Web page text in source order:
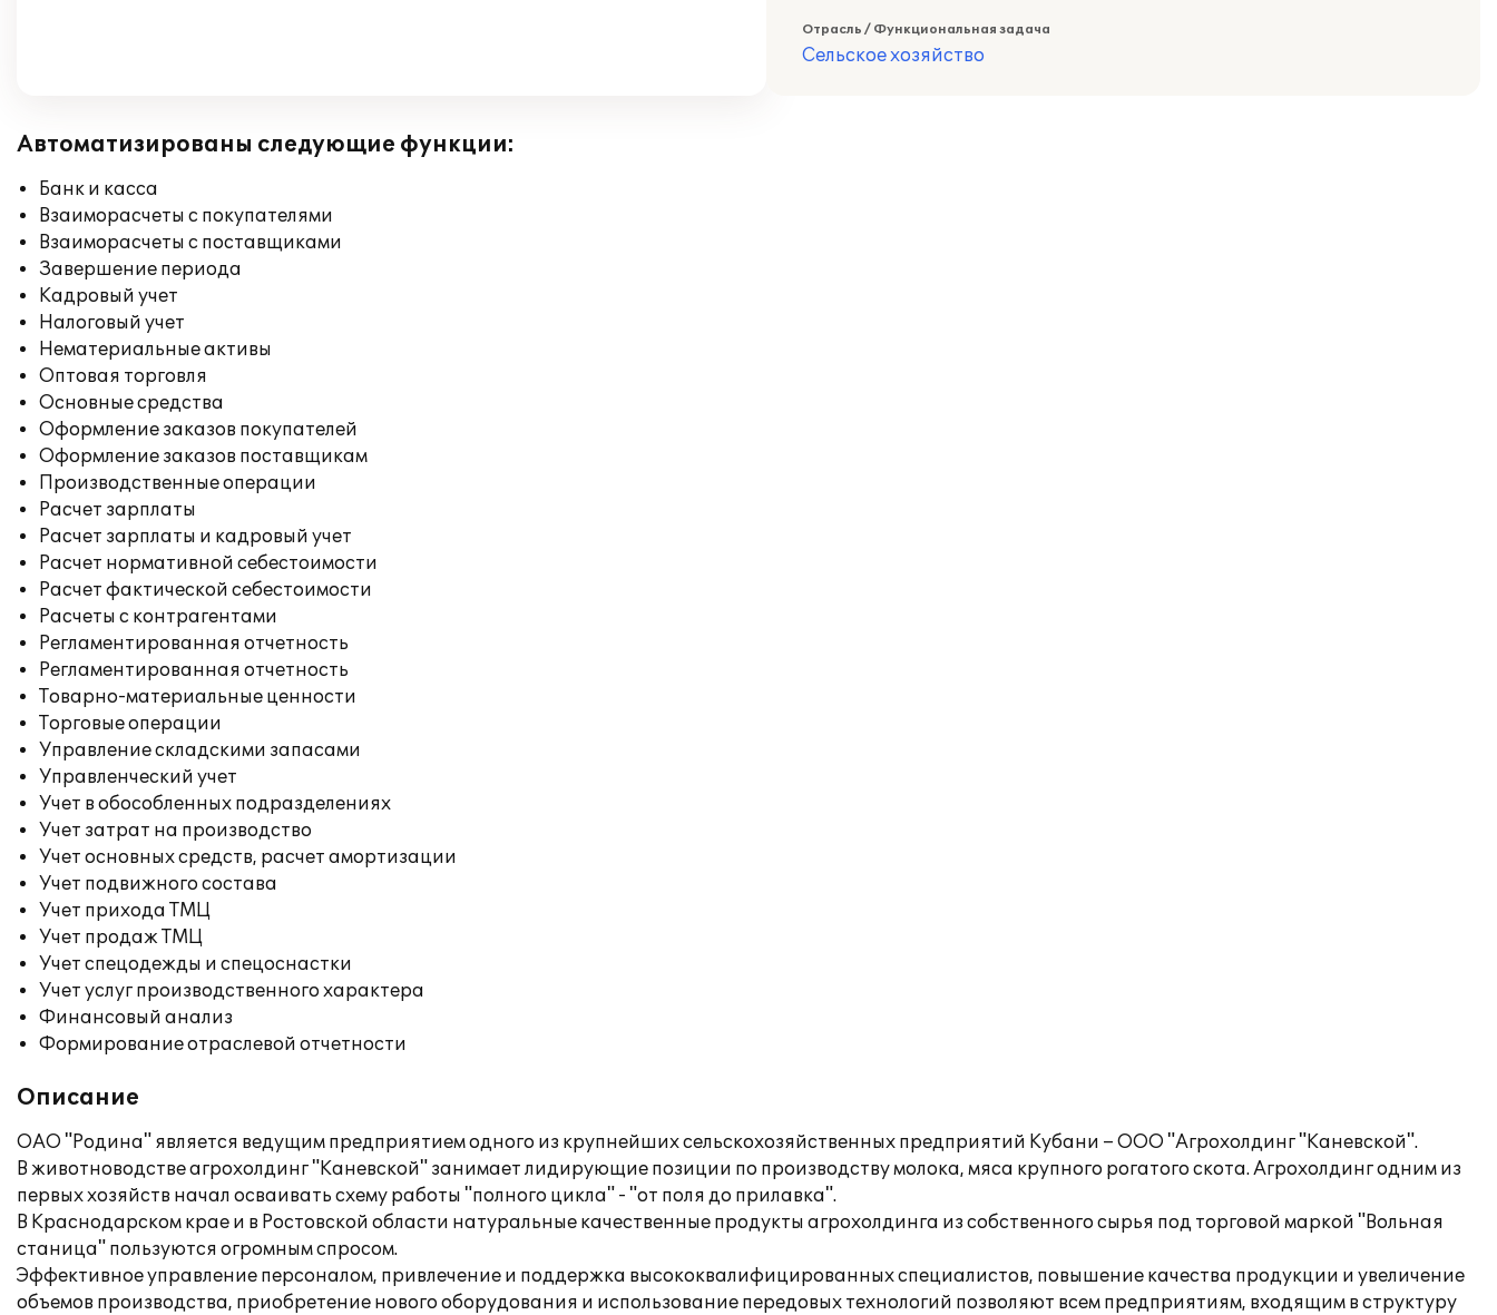
Отрасль / Функциональная задача
Сельское хозяйство
Автоматизированы следующие функции:
Банк и касса
Взаиморасчеты с покупателями
Взаиморасчеты с поставщиками
Завершение периода
Кадровый учет
Налоговый учет
Нематериальные активы
Оптовая торговля
Основные средства
Оформление заказов покупателей
Оформление заказов поставщикам
Производственные операции
Расчет зарплаты
Расчет зарплаты и кадровый учет
Расчет нормативной себестоимости
Расчет фактической себестоимости
Расчеты с контрагентами
Регламентированная отчетность
Регламентированная отчетность
Товарно-материальные ценности
Торговые операции
Управление складскими запасами
Управленческий учет
Учет в обособленных подразделениях
Учет затрат на производство
Учет основных средств, расчет амортизации
Учет подвижного состава
Учет прихода ТМЦ
Учет продаж ТМЦ
Учет спецодежды и спецоснастки
Учет услуг производственного характера
Финансовый анализ
Формирование отраслевой отчетности
Описание
ОАО "Родина" является ведущим предприятием одного из крупнейших сельскохозяйственных предприятий Кубани – ООО "Агрохолдинг "Каневской".
В животноводстве агрохолдинг "Каневской" занимает лидирующие позиции по производству молока, мяса крупного рогатого скота. Агрохолдинг одним из
первых хозяйств начал осваивать схему работы "полного цикла" - "от поля до прилавка".
В Краснодарском крае и в Ростовской области натуральные качественные продукты агрохолдинга из собственного сырья под торговой маркой "Вольная
станица" пользуются огромным спросом.
Эффективное управление персоналом, привлечение и поддержка высококвалифицированных специалистов, повышение качества продукции и увеличение
объемов производства, приобретение нового оборудования и использование передовых технологий позволяют всем предприятиям, входящим в структуру